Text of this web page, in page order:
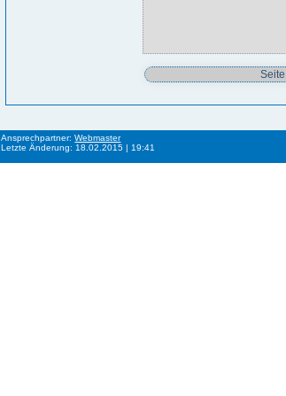
Ansprechpartner:Webmaster
Letzte Änderung: 18.02.2015 | 19:41